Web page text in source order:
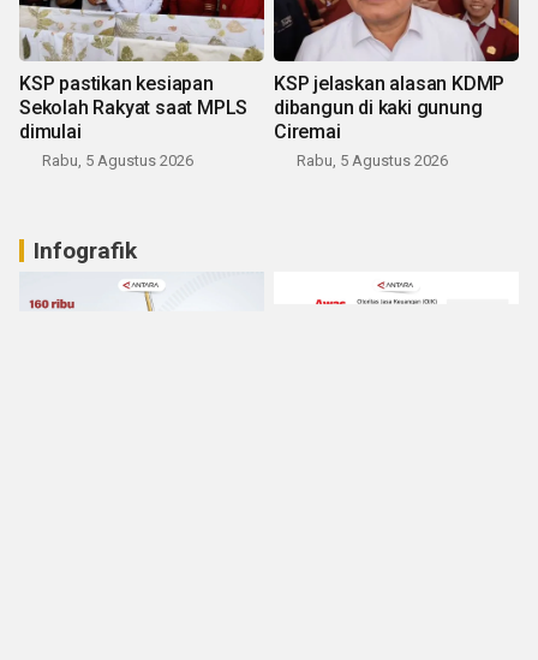
KSP pastikan kesiapan
Sekolah Rakyat saat MPLS
dimulai
Rabu, 5 Agustus 2026
KSP jelaskan alasan KDMP
dibangun di kaki gunung
Ciremai
Rabu, 5 Agustus 2026
Infografik